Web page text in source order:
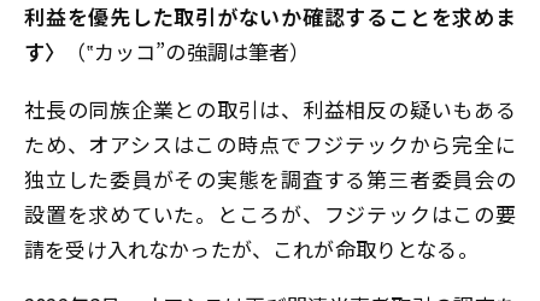
利益を優先した取引がないか確認することを求めま
す〉
（‟カッコ”の強調は筆者）
社長の同族企業との取引は、利益相反の疑いもある
ため、オアシスはこの時点でフジテックから完全に
独立した委員がその実態を調査する第三者委員会の
設置を求めていた。ところが、フジテックはこの要
請を受け入れなかったが、これが命取りとなる。